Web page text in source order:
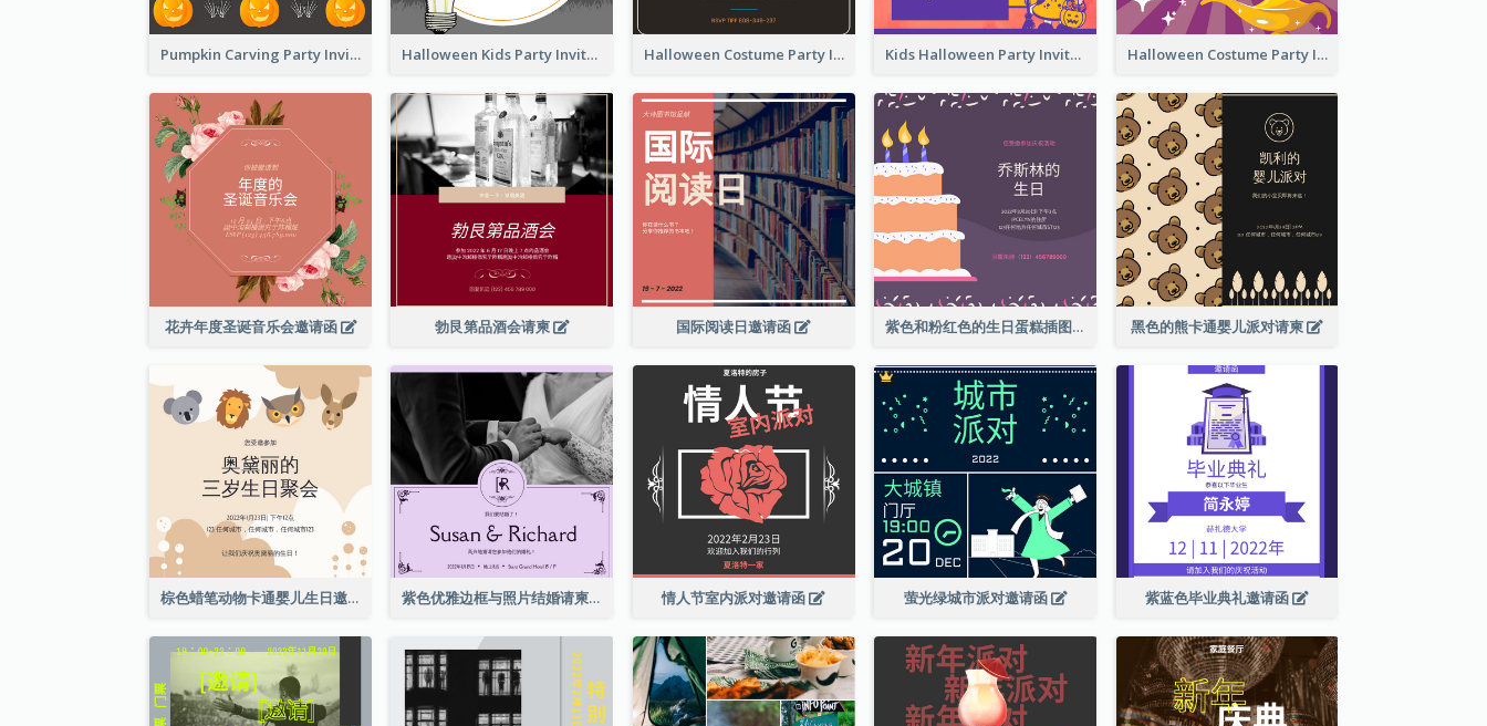
Pumpkin Carving Party Invitation Halloween Kids Party Invitation Halloween Costume Party Invitation Kids Halloween Party Invitation Halloween Costume Party Invitation
花卉年度圣诞音乐会邀请函 勃艮第品酒会请柬 国际阅读日邀请函 紫色和粉红色的生日蛋糕插图聚会请柬 黑色的熊卡通婴儿派对请柬
棕色蜡笔动物卡通婴儿生日邀请 紫色优雅边框与照片结婚请柬 情人节室内派对邀请函 萤光绿城市派对邀请函 紫蓝色毕业典礼邀请函